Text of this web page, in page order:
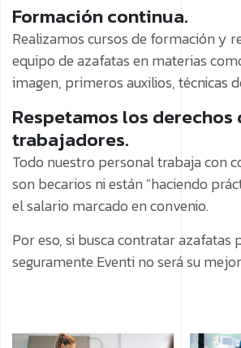
Formación continua.
Realizamos cursos de formación y
equipo de azafatas en materias
imagen, primeros auxilios, técnicas
Respetamos los derechos
trabajadores.
Todo nuestro personal trabaja con
son becarios ni están "haciendo
el salario marcado en convenio.
Por eso, si busca contratar azafatas
seguramente Eventi no será su